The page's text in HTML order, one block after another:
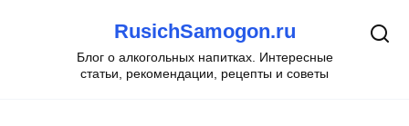
содержанию
RusichSamogon.ru
Блог о алкогольных напитках. Интересные
статьи, рекомендации, рецепты и советы